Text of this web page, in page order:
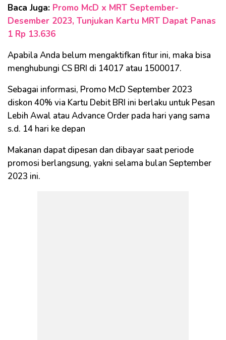
Baca Juga: Promo McD x MRT September-
Desember 2023, Tunjukan Kartu MRT Dapat Panas
1 Rp 13.636
Apabila Anda belum mengaktifkan fitur ini, maka bisa
menghubungi CS BRI di 14017 atau 1500017.
Sebagai informasi, Promo McD September 2023
diskon 40% via Kartu Debit BRI ini berlaku untuk Pesan
Lebih Awal atau Advance Order pada hari yang sama
s.d. 14 hari ke depan
Makanan dapat dipesan dan dibayar saat periode
promosi berlangsung, yakni selama bulan September
2023 ini.